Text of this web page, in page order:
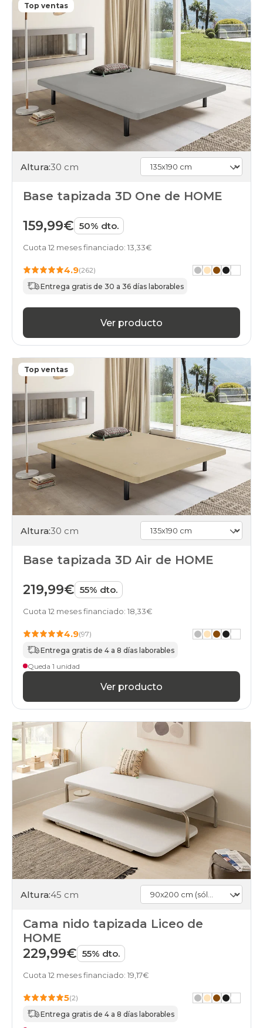
Top ventas
Altura:30 cm
Base tapizada 3D One de HOME
159,99€ 50% dto.
Cuota 12 meses financiado: 13,33€
4.9(262)
Entrega gratis de 30 a 36 días laborables
Ver producto
Top ventas
Altura:30 cm
Base tapizada 3D Air de HOME
219,99€ 55% dto.
Cuota 12 meses financiado: 18,33€
4.9(97)
Entrega gratis de 4 a 8 días laborables
Queda 1 unidad
Ver producto
Altura:45 cm
Cama nido tapizada Liceo de
HOME
229,99€ 55% dto.
Cuota 12 meses financiado: 19,17€
5(2)
Entrega gratis de 4 a 8 días laborables